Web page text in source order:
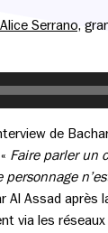
Serrano,
de Bachar
Faire parler un
Assad après
les